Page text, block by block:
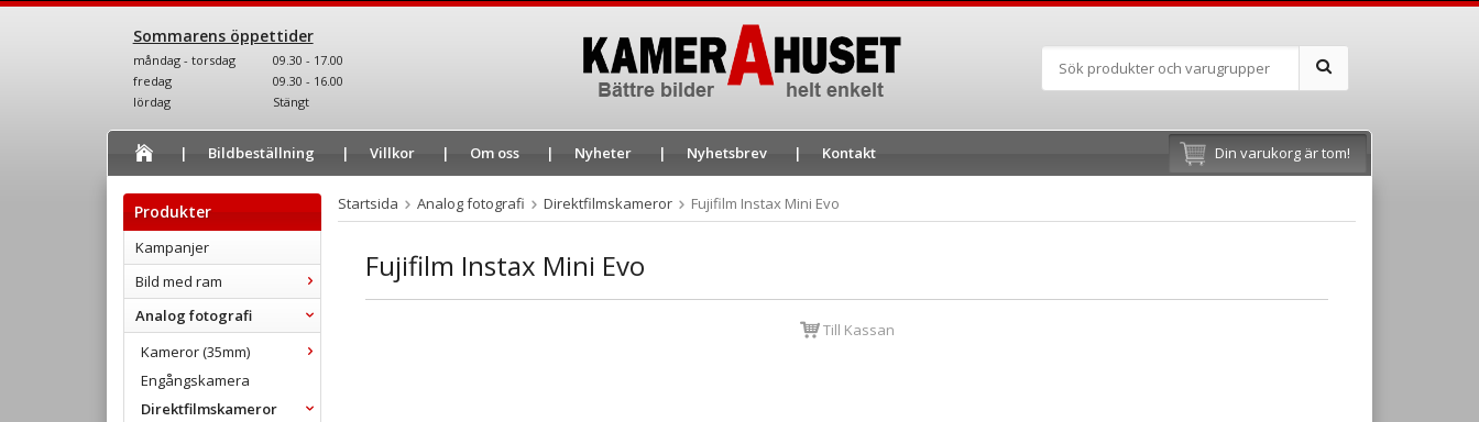
Sommarens öppettider
måndag - torsdag
09.30 - 17.00
fredag
09.30 - 16.00
lördag
Stängt
Bildbeställning Villkor Om oss Nyheter Nyhetsbrev Kontakt Din varukorg är tom!
Produkter
Kampanjer
Bild med ram
Analog fotografi
Kameror (35mm)
Engångskamera
Direktfilmskameror
Startsida Analog fotografi Direktfilmskameror Fujifilm Instax Mini Evo
Fujifilm Instax Mini Evo
Till Kassan